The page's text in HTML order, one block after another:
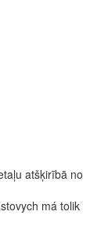
atšķirībā no
má tolik